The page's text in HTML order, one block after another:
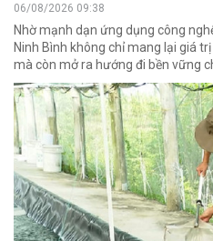
06/08/2026 09:38
Nhờ mạnh dạn ứng dụng công
Ninh Bình không chỉ mang lại giá
mà còn mở ra hướng đi bền vững